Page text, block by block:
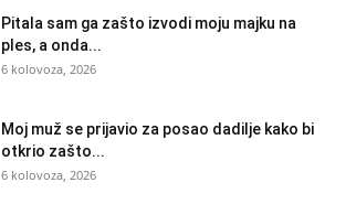
Pitala sam ga zašto izvodi moju majku na
ples, a onda...
6 kolovoza, 2026
Moj muž se prijavio za posao dadilje kako bi
otkrio zašto...
6 kolovoza, 2026